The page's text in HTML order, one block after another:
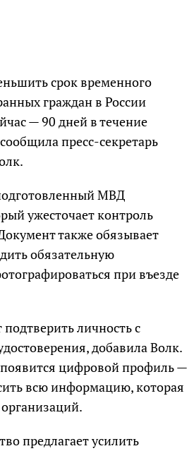
срок временного
граждан в России
— 90 дней в течение
пресс-секретарь
МВД
ужесточает контроль
также обязывает
обязательную
при въезде
личность с
добавила Волк.
цифровой профиль —
всю информацию, которая
организаций.
предлагает усилить